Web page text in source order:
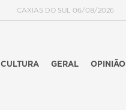
CAXIAS DO SUL 06/08/2026
CULTURA GERAL OPINIÃO